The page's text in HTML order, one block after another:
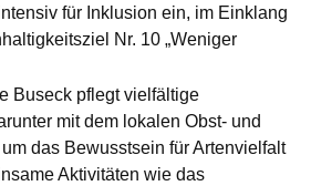
für Inklusion ein, im Einklang
Nr. 10 „Weniger
Buseck pflegt vielfältige
mit dem lokalen Obst- und
das Bewusstsein für Artenvielfalt
Aktivitäten wie das